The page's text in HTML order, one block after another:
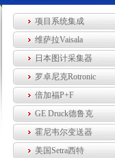
项目系统集成
维萨拉Vaisala
日本图计采集器
罗卓尼克Rotronic
倍加福P+F
GE Druck德鲁克
霍尼韦尔变送器
美国Setra西特